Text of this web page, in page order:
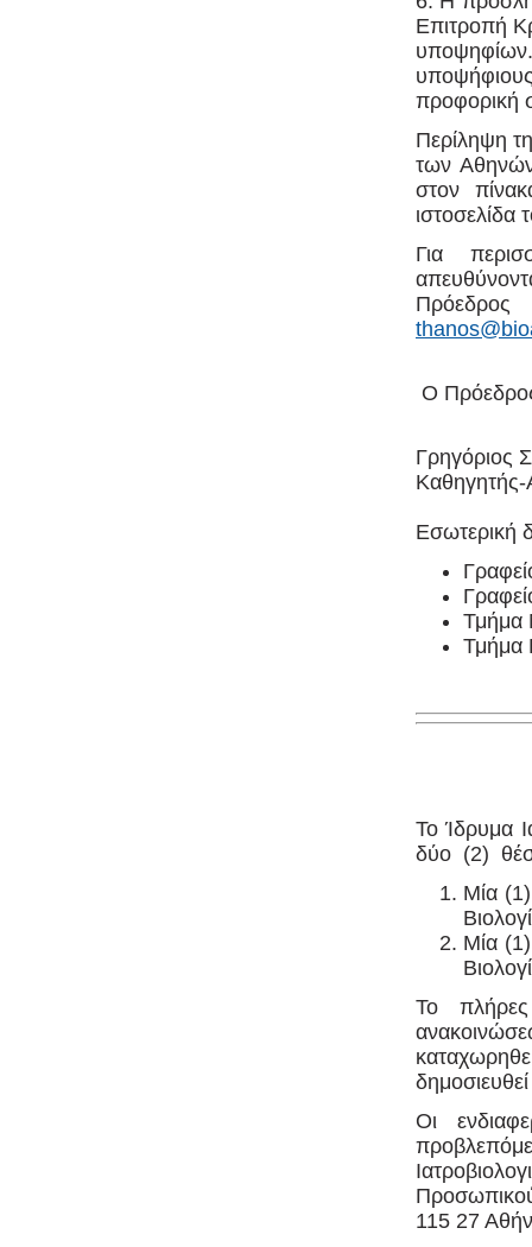
Επιτροπή
προφορική
Περίληψη
των
στον
Για
O
Γρηγόριος
Καθηγητής-
Εσωτερική
Τμήμα
Τμήμα
Το Ίδρυμα
δύο (2)
Μία (1)
Μία (1)
Το
Οι
115 27